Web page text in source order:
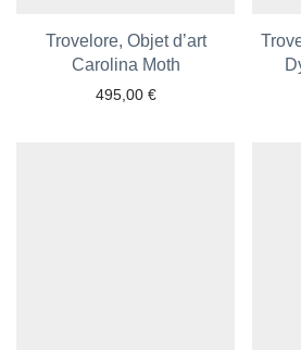
Trovelore, Objet d’art
Carolina Moth
495,00 €
Ajouter aux favoris